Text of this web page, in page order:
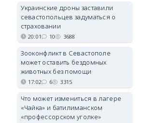
05/08/2026 08:01 5377
Украинские дроны заставили
севастопольцев задуматься о
страховании
20:01 10 3688
Зооконфликт в Севастополе
может оставить бездомных
животных без помощи
17:02 6 3315
Что может измениться в лагере
«Чайка» и батилиманском
«профессорском уголке»